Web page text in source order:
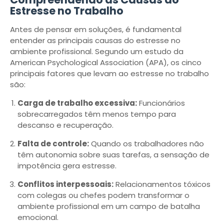
Estresse no Trabalho
Antes de pensar em soluções, é fundamental
entender as principais causas do estresse no
ambiente profissional. Segundo um estudo da
American Psychological Association (APA), os cinco
principais fatores que levam ao estresse no trabalho
são:
Carga de trabalho excessiva:Funcionários
sobrecarregados têm menos tempo para
descanso e recuperação.
Falta de controle:Quando os trabalhadores não
têm autonomia sobre suas tarefas, a sensação de
impotência gera estresse.
Conflitos interpessoais:Relacionamentos tóxicos
com colegas ou chefes podem transformar o
ambiente profissional em um campo de batalha
emocional.